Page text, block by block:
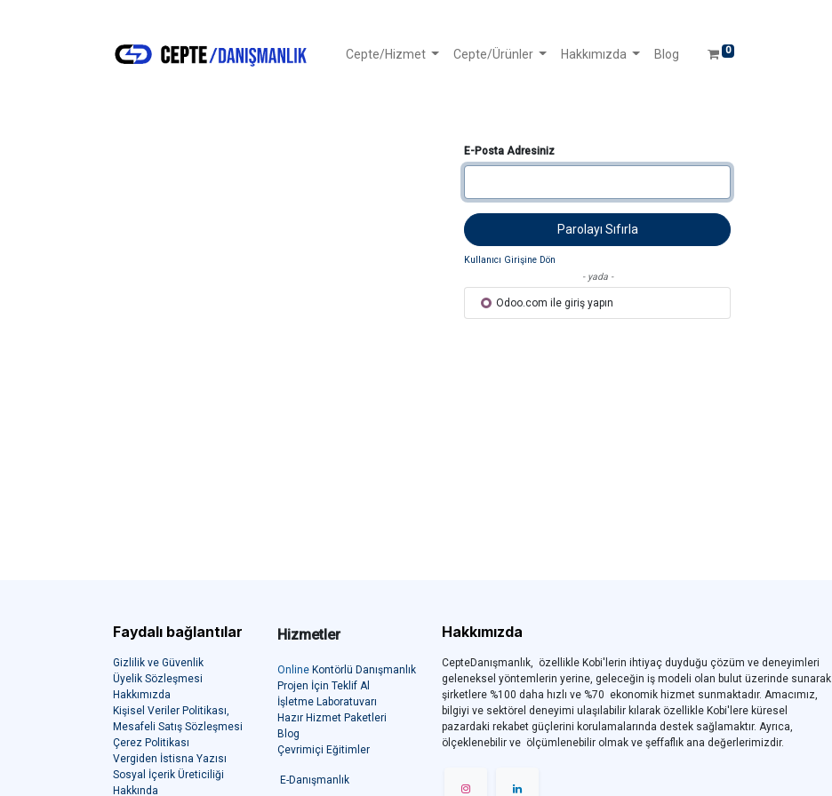
Cepte/Hizmet Cepte/Ürünler Hakkımızda Blog 0
E-Posta Adresiniz
Parolayı Sıfırla
Kullanıcı Girişine Dön
- yada -
Odoo.com ile giriş yapın
Faydalı bağlantılar
Gizlilik ve Güvenlik
Üyelik Sözleşmesi
Hakkımızda
Kişisel Veriler Politikası,
Mesafeli Satış Sözleşmesi
Çerez Politikası
Vergiden İstisna Yazısı
Sosyal İçerik Üreticiliği
Hakkında
Hakkımızda
CepteDanışmanlık, özellikle Kobi'lerin ihtiyaç duyduğu çözüm ve deneyimleri
geleneksel yöntemlerin yerine, geleceğin iş modeli olan bulut üzerinde sunarak
şirketlere %100 daha hızlı ve %70 ekonomik hizmet sunmaktadır. Amacımız,
bilgiyi ve sektörel deneyimi ulaşılabilir kılarak özellikle Kobi'lere küresel
pazardaki rekabet güçlerini korulamalarında destek sağlamaktır. Ayrıca,
ölçeklenebilir ve ölçümlenebilir olmak ve şeffaflık ana değerlerimizdir.
Hizmetler
Online Kontörlü Danışmanlık
Projen İçin Teklif Al
İşletme Laboratuvarı
Hazır Hizmet Paketleri
Blog
Çevrimiçi Eğitimler
E-Danışmanlık